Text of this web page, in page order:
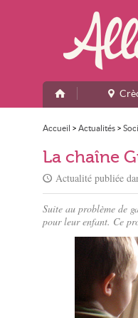
Accueil > Actualités >
La chaîne
Actualité publiée
Suite au problème de
pour leur enfant. Ce